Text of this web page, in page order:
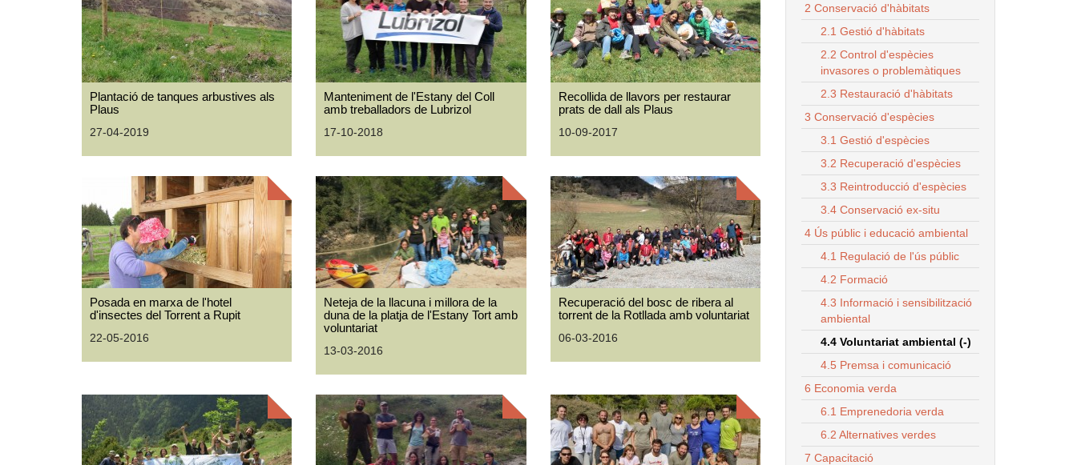
Plantació de tanques arbustives als
Plaus
27-04-2019
Manteniment de l'Estany del Coll
amb treballadors de Lubrizol
17-10-2018
Recollida de llavors per restaurar
prats de dall als Plaus
10-09-2017
Posada en marxa de l'hotel
d'insectes del Torrent a Rupit
22-05-2016
Neteja de la llacuna i millora de la
duna de la platja de l'Estany Tort amb
voluntariat
13-03-2016
Recuperació del bosc de ribera al
torrent de la Rotllada amb voluntariat
06-03-2016
2 Conservació d'hàbitats
2.1 Gestió d'hàbitats
2.2 Control d'espècies
invasores o problemàtiques
2.3 Restauració d'hàbitats
3 Conservació d'espècies
3.1 Gestió d'espècies
3.2 Recuperació d'espècies
3.3 Reintroducció d'espècies
3.4 Conservació ex-situ
4 Ús públic i educació ambiental
4.1 Regulació de l'ús públic
4.2 Formació
4.3 Informació i sensibilització
ambiental
4.4 Voluntariat ambiental (-)
4.5 Premsa i comunicació
6 Economia verda
6.1 Emprenedoria verda
6.2 Alternatives verdes
7 Capacitació